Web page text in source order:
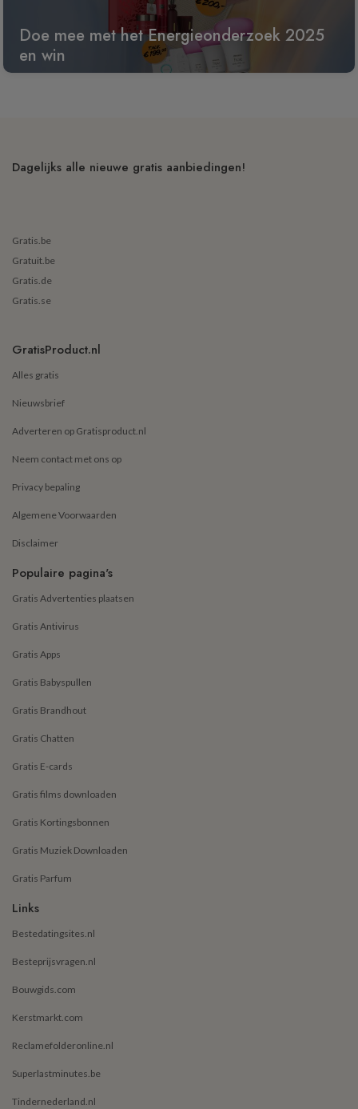
Doe mee met het Energieonderzoek 2025
en win
Dagelijks alle nieuwe gratis aanbiedingen!
Gratis.be
Gratuit.be
Gratis.de
Gratis.se
GratisProduct.nl
Alles gratis
Nieuwsbrief
Adverteren op Gratisproduct.nl
Neem contact met ons op
Privacy bepaling
Algemene Voorwaarden
Disclaimer
Populaire pagina's
Gratis Advertenties plaatsen
Gratis Antivirus
Gratis Apps
Gratis Babyspullen
Gratis Brandhout
Gratis Chatten
Gratis E-cards
Gratis films downloaden
Gratis Kortingsbonnen
Gratis Muziek Downloaden
Gratis Parfum
Links
Bestedatingsites.nl
Besteprijsvragen.nl
Bouwgids.com
Kerstmarkt.com
Reclamefolderonline.nl
Superlastminutes.be
Tindernederland.nl